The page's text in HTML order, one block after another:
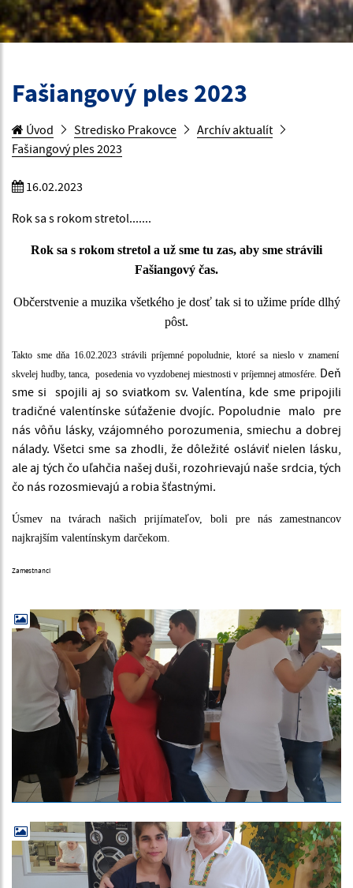
Fašiangový ples 2023
Úvod Stredisko Prakovce
Archív aktualít
Fašiangový ples 2023
16.02.2023
Rok sa s rokom stretol.......
Rok sa s rokom stretol a už sme tu zas, aby sme strávili
Fašiangový čas.
Občerstvenie a muzika všetkého je dosť tak si to užime príde dlhý
pôst.
Takto sme dňa 16.02.2023 strávili príjemné popoludnie, ktoré sa nieslo v znamení
skvelej hudby, tanca, posedenia vo vyzdobenej miestnosti v príjemnej atmosfére. Deň
sme si spojili aj so sviatkom sv. Valentína, kde sme pripojili
tradičné valentínske súťaženie dvojíc. Popoludnie malo pre
nás vôňu lásky, vzájomného porozumenia, smiechu a dobrej
nálady. Všetci sme sa zhodli, že dôležité osláviť nielen lásku,
ale aj tých čo uľahčia našej duši, rozohrievajú naše srdcia, tých
čo nás rozosmievajú a robia šťastnými.
Úsmev na tvárach našich prijímateľov, boli pre nás zamestnancov
najkrajším valentínskym darčekom.
Zamestnanci